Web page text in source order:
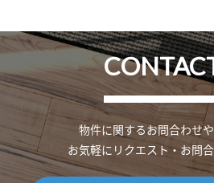
物件に関するお問合わせや
お気軽にリクエスト・お問